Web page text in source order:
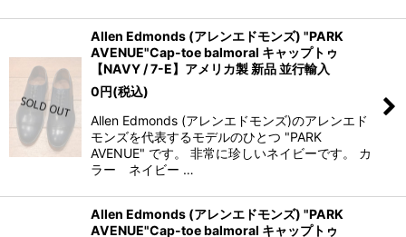
Allen Edmonds (アレンエドモンズ) "PARK
AVENUE"Cap-toe balmoral キャップトゥ
【NAVY / 7-E】アメリカ製 新品 並行輸入
0円(税込)
Allen Edmonds (アレンエドモンズ)のアレンエド
モンズを代表するモデルのひとつ "PARK
AVENUE" です。 非常に珍しいネイビーです。 カ
ラー ネイビー …
Allen Edmonds (アレンエドモンズ) "PARK
AVENUE"Cap-toe balmoral キャップトゥ